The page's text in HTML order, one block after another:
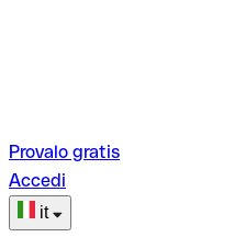
Provalo gratis
Accedi
it